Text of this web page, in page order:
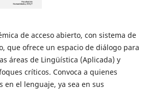
de acceso abierto, con sistema de
que ofrece un espacio de diálogo para
áreas de Lingüística (Aplicada) y
críticos. Convoca a quienes
en el lenguaje, ya sea en sus